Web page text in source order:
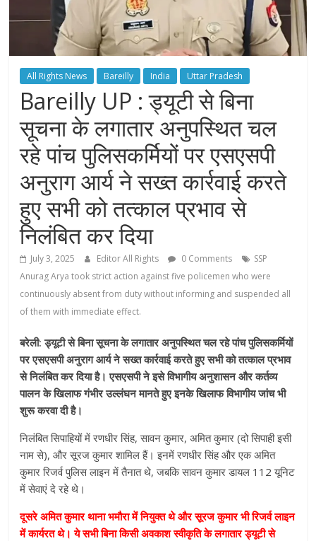
All Rights News Bareilly India Uttar Pradesh
Bareilly UP : ड्यूटी से बिना
सूचना के लगातार अनुपस्थित चल
रहे पांच पुलिसकर्मियों पर एसएसपी
अनुराग आर्य ने सख्त कार्रवाई करते
हुए सभी को तत्काल प्रभाव से
निलंबित कर दिया
July 3, 2025 Editor All Rights 0 Comments
SSP
Anurag Arya took strict action against five policemen who were
continuously absent from duty without informing and suspended all
of them with immediate effect.
बरेली: ड्यूटी से बिना सूचना के लगातार अनुपस्थित चल रहे पांच पुलिसकर्मियों
पर एसएसपी अनुराग आर्य ने सख्त कार्रवाई करते हुए सभी को तत्काल प्रभाव
से निलंबित कर दिया है। एसएसपी ने इसे विभागीय अनुशासन और कर्तव्य
पालन के खिलाफ गंभीर उल्लंघन मानते हुए इनके खिलाफ विभागीय जांच भी
शुरू करवा दी है।
निलंबित सिपाहियों में रणधीर सिंह, सावन कुमार, अमित कुमार (दो सिपाही इसी
नाम से), और सूरज कुमार शामिल हैं। इनमें रणधीर सिंह और एक अमित
कुमार रिजर्व पुलिस लाइन में तैनात थे, जबकि सावन कुमार डायल 112 यूनिट
में सेवाएं दे रहे थे।
दूसरे अमित कुमार थाना भमौरा में नियुक्त थे और सूरज कुमार भी रिजर्व लाइन
में कार्यरत थे। ये सभी बिना किसी अवकाश स्वीकृति के लगातार ड्यूटी से